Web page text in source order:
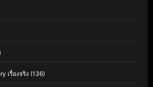
เรื่องจริง (136)